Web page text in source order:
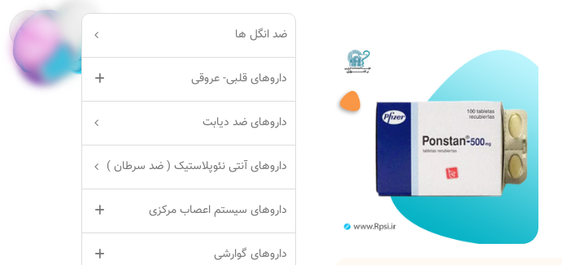
ضد انگل ها
داروهای قلبی- عروقی
داروهای ضد دیابت
داروهای آنتی نئوپلاستیک ( ضد سرطان )
داروهای سیستم اعصاب مرکزی
داروهای گوارشی